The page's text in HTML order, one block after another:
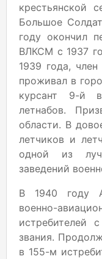
крестьянской
Большое
году окончил
ВЛКСМ с 1937
1939 года,
проживал в
курсант 9-й
летнабов.
области. В
летчиков и
одной из
заведений
В 1940 году
военно-
истребителей
звания.
в 155-м